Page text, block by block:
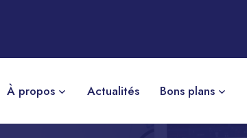
À propos Actualités Bons plans